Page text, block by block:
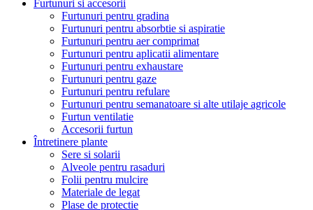
Furtunuri si accesorii
Furtunuri pentru gradina
Furtunuri pentru absorbtie si aspiratie
Furtunuri pentru aer comprimat
Furtunuri pentru aplicatii alimentare
Furtunuri pentru exhaustare
Furtunuri pentru gaze
Furtunuri pentru refulare
Furtunuri pentru semanatoare si alte utilaje agricole
Furtun ventilatie
Accesorii furtun
Întretinere plante
Sere si solarii
Alveole pentru rasaduri
Folii pentru mulcire
Materiale de legat
Plase de protectie